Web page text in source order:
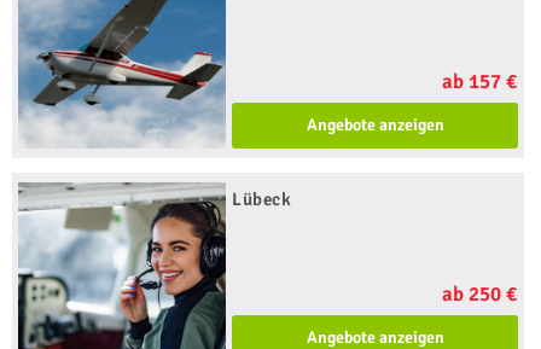
ab 157 €
Angebote anzeigen
Lübeck
ab 250 €
Angebote anzeigen